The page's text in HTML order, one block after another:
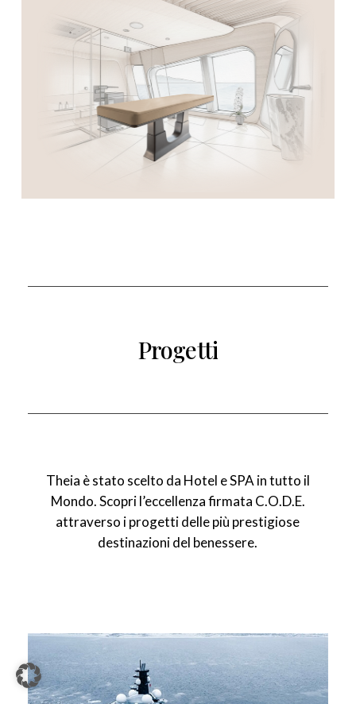
Progetti
Theia è stato scelto da Hotel e SPA in tutto il
Mondo. Scopri l’eccellenza firmata C.O.D.E.
attraverso i progetti delle più prestigiose
destinazioni del benessere.